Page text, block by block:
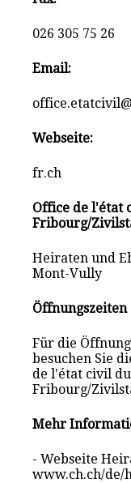
026 305 75 26
Email:
Webseite:
fr.ch
Office de l'état
Fribourg/
Heiraten und
Mont-Vully
Öffnungszeiten
Für die
besuchen Sie
de l'état civil
Fribourg/
Mehr
- Webseite
www.ch.ch/de/